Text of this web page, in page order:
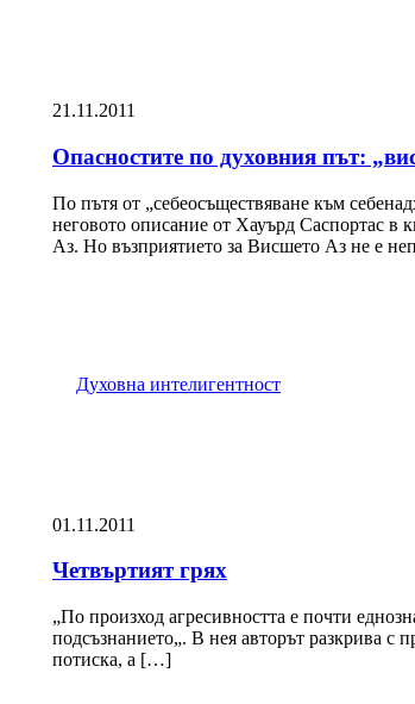
21.11.2011
Опасностите по духовния път:
По пътя от „себеосъществяване към
неговото описание от Хауърд Саспортас в
Аз. Но възприятието за Висшето Аз не е
Духовна интелигентност
01.11.2011
Четвъртият грях
„По произход агресивността е почти
подсъзнанието„. В нея авторът разкрива с
потиска, а […]